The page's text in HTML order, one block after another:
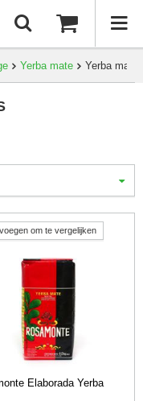
Yerba mate Yerba mate
om te vergelijken
Elaborada Yerba